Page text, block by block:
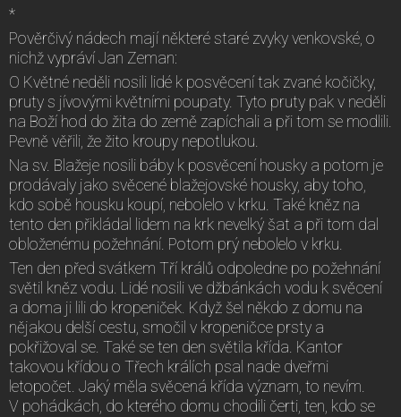
*
Pověrčivý nádech mají některé staré zvyky venkovské, o
nichž vypráví Jan Zeman:
O Květné neděli nosili lidé k posvěcení tak zvané kočičky,
pruty s jívovými květními poupaty. Tyto pruty pak v neděli
na Boží hod do žita do země zapíchali a při tom se modlili.
Pevně věřili, že žito kroupy nepotlukou.
Na sv. Blažeje nosili báby k posvěcení housky a potom je
prodávaly jako svěcené blažejovské housky, aby toho,
kdo sobě housku koupí, nebolelo v krku. Také kněz na
tento den přikládal lidem na krk nevelký šat a při tom dal
obloženému požehnání. Potom prý nebolelo v krku.
Ten den před svátkem Tří králů odpoledne po požehnání
světil kněz vodu. Lidé nosili ve džbánkách vodu k svěcení
a doma ji lili do kropeniček. Když šel někdo z domu na
nějakou delší cestu, smočil v kropeničce prsty a
pokřižoval se. Také se ten den světila křída. Kantor
takovou křídou o Třech králích psal nade dveřmi
letopočet. Jaký měla svěcená křída význam, to nevím.
V pohádkách, do kterého domu chodili čerti, ten, kdo se